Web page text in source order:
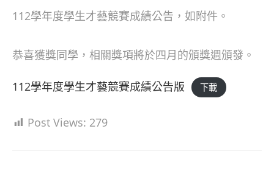
112學年度學生才藝競賽成績公告，如附件。
恭喜獲獎同學，相關獎項將於四月的頒獎週頒發。
112學年度學生才藝競賽成績公告版 下載
Post Views: 279